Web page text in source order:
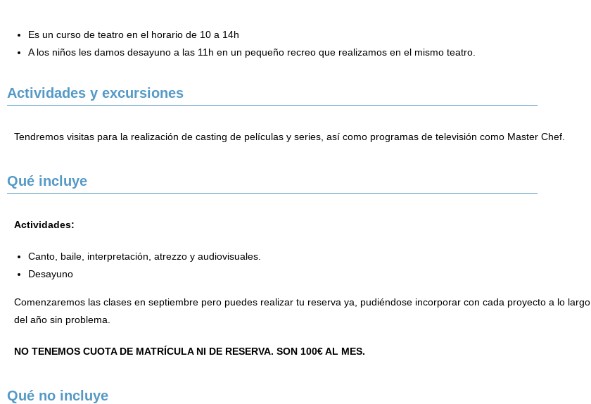
Es un curso de teatro en el horario de 10 a 14h
A los niños les damos desayuno a las 11h en un pequeño recreo que realizamos en el mismo teatro.
Actividades y excursiones
Tendremos visitas para la realización de casting de películas y series, así como programas de televisión como Master Chef.
Qué incluye
Actividades:
Canto, baile, interpretación, atrezzo y audiovisuales.
Desayuno
Comenzaremos las clases en septiembre pero puedes realizar tu reserva ya, pudiéndose incorporar con cada proyecto a lo largo
del año sin problema.
NO TENEMOS CUOTA DE MATRÍCULA NI DE RESERVA. SON 100€ AL MES.
Qué no incluye